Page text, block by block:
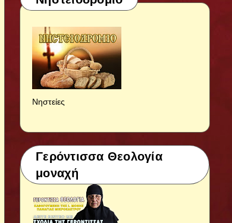
Νηστείες
Γερόντισσα Θεολογία
μοναχή